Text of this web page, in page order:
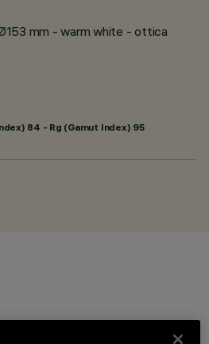
mm - warm white - ottica
84 - Rg (Gamut Index) 95